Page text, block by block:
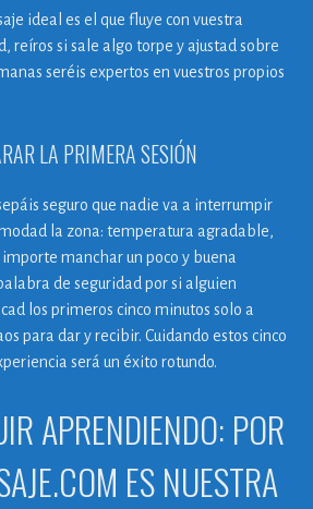
ideal es el que fluye con vuestra
reíros si sale algo torpe y ajustad sobre
seréis expertos en vuestros propios
LA PRIMERA SESIÓN
seguro que nadie va a interrumpir
la zona: temperatura agradable,
manchar un poco y buena
de seguridad por si alguien
los primeros cinco minutos solo a
para dar y recibir. Cuidando estos cinco
será un éxito rotundo.
APRENDIENDO: POR
ES NUESTRA